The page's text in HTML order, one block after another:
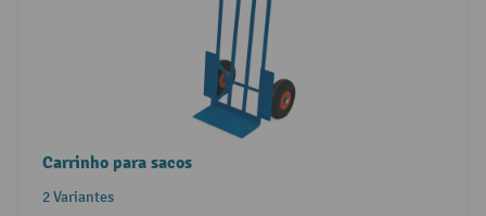
Carrinho para sacos
2 Variantes